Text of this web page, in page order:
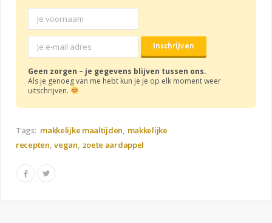
Geen zorgen – je gegevens blijven tussen ons.
Als je genoeg van me hebt kun je je op elk moment weer
uitschrijven.
Tags: makkelijke maaltijden makkelijke
recepten vegan zoete aardappel